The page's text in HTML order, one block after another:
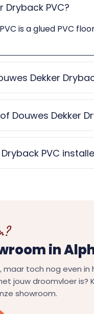
Dryback PVC?
is a glued PVC
Dekker
Douwes Dekker
PVC
in
maar toch nog even in
jouw droomvloer is?
showroom.